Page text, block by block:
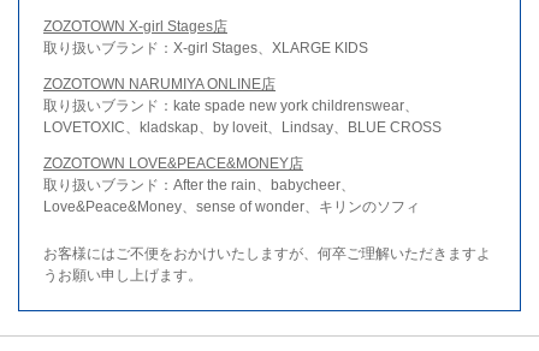
ZOZOTOWN X-girl Stages店
取り扱いブランド：X-girl Stages、XLARGE KIDS
ZOZOTOWN NARUMIYA ONLINE店
取り扱いブランド：kate spade new york childrenswear、
LOVETOXIC、kladskap、by loveit、Lindsay、BLUE CROSS
ZOZOTOWN LOVE&PEACE&MONEY店
取り扱いブランド：After the rain、babycheer、
Love&Peace&Money、sense of wonder、キリンのソフィ
お客様にはご不便をおかけいたしますが、何卒ご理解いただきますよ
うお願い申し上げます。